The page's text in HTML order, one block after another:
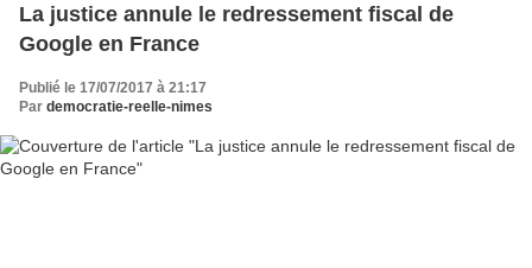
La justice annule le redressement fiscal de
Google en France
Publié le 17/07/2017 à 21:17
Par democratie-reelle-nimes